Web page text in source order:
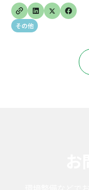
その他